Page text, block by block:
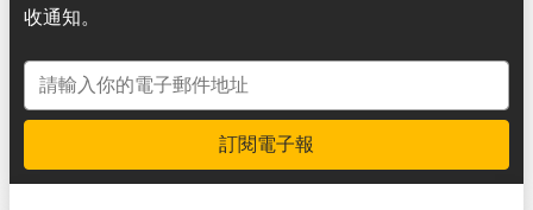
收通知。
電子郵件地址
訂閱電子報